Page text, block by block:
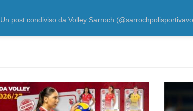
Un post condiviso da Volley Sarroch